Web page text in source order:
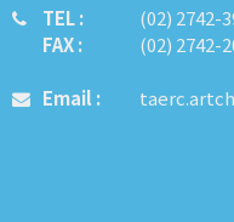
TEL :
FAX :
​​​​(02) 2742-
(02) 2742-
Email :